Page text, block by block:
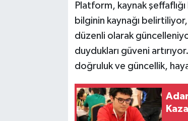
Platform, kaynak
bilginin kaynağı
düzenli olarak
duydukları güveni
doğruluk ve güncellik,